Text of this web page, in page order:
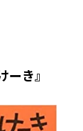
き』